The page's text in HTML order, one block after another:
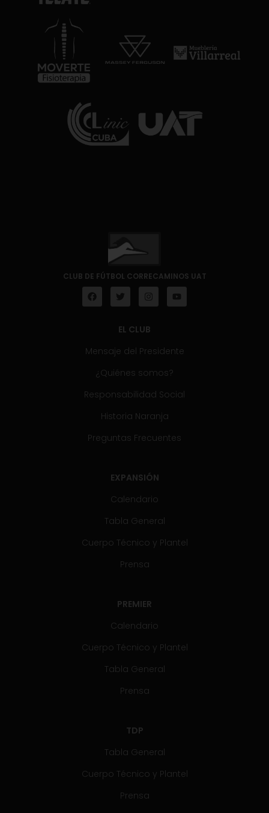
CLUB DE FÚTBOL CORRECAMINOS UAT
EL CLUB
Mensaje del Presidente
¿Quiénes somos?
Responsabilidad Social
Historia Naranja
Preguntas Frecuentes
EXPANSIÓN
Calendario
Tabla General
Cuerpo Técnico y Plantel
Prensa
PREMIER
Calendario
Cuerpo Técnico y Plantel
Tabla General
Prensa
TDP
Tabla General
Cuerpo Técnico y Plantel
Prensa